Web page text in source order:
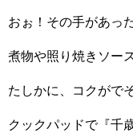
おぉ！その手があっ
煮物や照り焼きソー
たしかに、コクがで
クックパッドで『千